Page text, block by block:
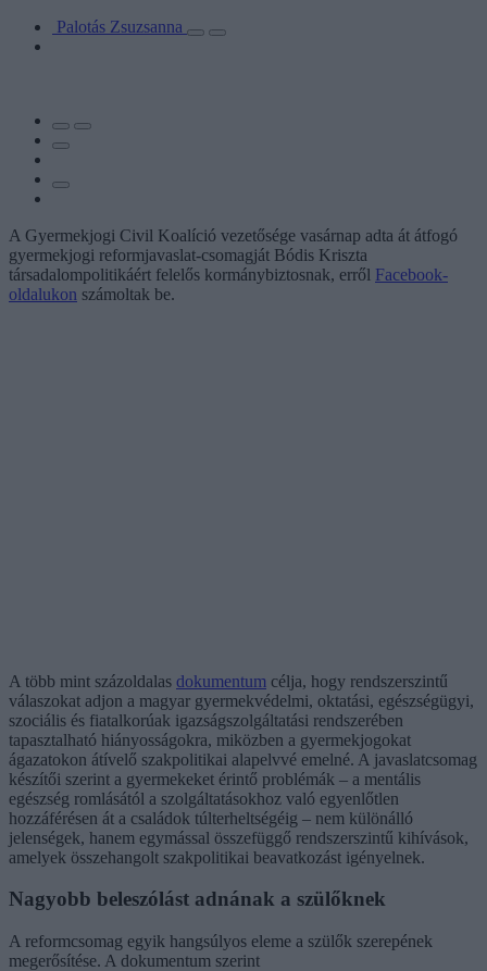
Palotás Zsuzsanna
A Gyermekjogi Civil Koalíció vezetősége vasárnap adta át átfogó
gyermekjogi reformjavaslat-csomagját Bódis Kriszta
társadalompolitikáért felelős kormánybiztosnak, erről Facebook-
oldalukon számoltak be.
A több mint százoldalas dokumentum célja, hogy rendszerszintű
válaszokat adjon a magyar gyermekvédelmi, oktatási, egészségügyi,
szociális és fiatalkorúak igazságszolgáltatási rendszerében
tapasztalható hiányosságokra, miközben a gyermekjogokat
ágazatokon átívelő szakpolitikai alapelvvé emelné. A javaslatcsomag
készítői szerint a gyermekeket érintő problémák – a mentális
egészség romlásától a szolgáltatásokhoz való egyenlőtlen
hozzáférésen át a családok túlterheltségéig – nem különálló
jelenségek, hanem egymással összefüggő rendszerszintű kihívások,
amelyek összehangolt szakpolitikai beavatkozást igényelnek.
Nagyobb beleszólást adnának a szülőknek
A reformcsomag egyik hangsúlyos eleme a szülők szerepének
megerősítése. A dokumentum szerint